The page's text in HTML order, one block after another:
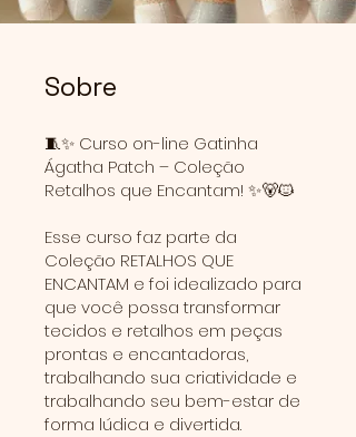
Sobre
🧵✨ Curso on-line Gatinha
Ágatha Patch – Coleção
Retalhos que Encantam! ✨🐻🐱
Esse curso faz parte da
Coleção RETALHOS QUE
ENCANTAM e foi idealizado para
que você possa transformar
tecidos e retalhos em peças
prontas e encantadoras,
trabalhando sua criatividade e
trabalhando seu bem-estar de
forma lúdica e divertida.